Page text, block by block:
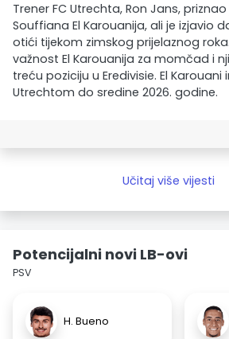
Trener FC Utrechta, Ron Jans,
Souffiana El Karouanija, ali je izjavio
otići tijekom zimskog prijelaznog
važnost El Karouanija za momčad i
treću poziciju u Eredivisie. El
Utrechtom do sredine 2026. godine.
Učitaj više vijesti
Potencijalni novi LB-ovi
PSV
H. Bueno